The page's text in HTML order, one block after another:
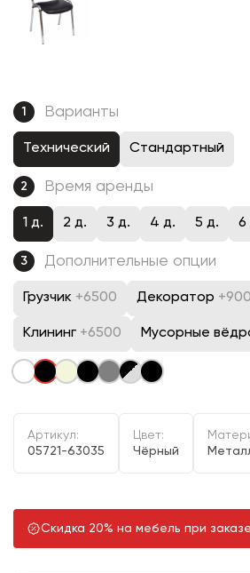
1 Варианты
Технический Стандартный
2 Время аренды
1 д. 2 д. 3 д. 4 д. 5 д. 6
3 Дополнительные опции
Грузчик +6500 Декоратор
Клининг +6500 Мусорные
Артикул:
05721-63035
Цвет:
Чёрный
Скидка 20% на мебель при